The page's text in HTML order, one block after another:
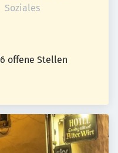
Soziales
6 offene Stellen